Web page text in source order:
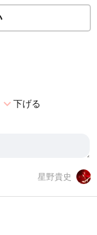
expand_more下げる
星野貴史